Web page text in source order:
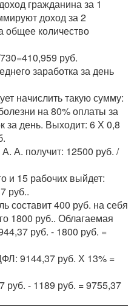
гражданина за 1
доход за 2
общее количество
руб.
заработка за день
начислить такую сумму:
на 80% оплаты за
за день. Выходит: 6 Х 0,8
А. получит: 12500 руб. /
и 15 рабочих выйдет:
руб..
составит 400 руб. на себя
1800 руб.. Облагаемая
руб. - 1800 руб. =
9144,37 руб. Х 13% =
- 1189 руб. = 9755,37